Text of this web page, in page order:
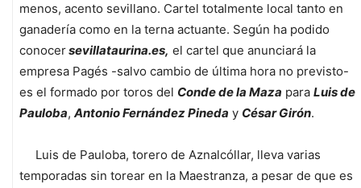
menos, acento sevillano. Cartel totalmente local tanto en
ganadería como en la terna actuante. Según ha podido
conocersevillataurina.es, el cartel que anunciará la
empresa Pagés -salvo cambio de última hora no previsto-
es el formado por toros del Conde de la Maza para Luis de
Pauloba, Antonio Fernández Pineda y César Girón.
Luis de Pauloba, torero de Aznalcóllar, lleva varias
temporadas sin torear en la Maestranza, a pesar de que es